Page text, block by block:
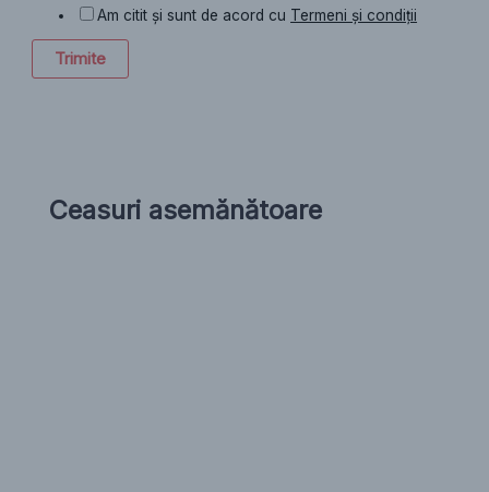
Am citit și sunt de acord cu Termeni și condiții
Trimite
Ceasuri asemănătoare